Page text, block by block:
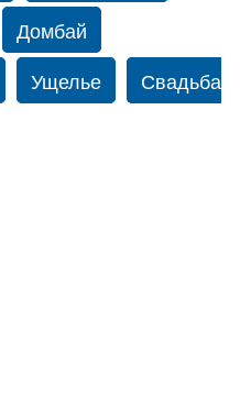
Домбай
Ущелье
Свадьба